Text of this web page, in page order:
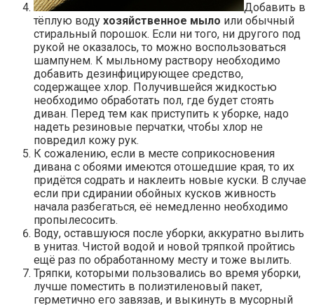
Добавить в
тёплую воду хозяйственное мыло или обычный
стиральный порошок. Если ни того, ни другого под
рукой не оказалось, то можно воспользоваться
шампунем. К мыльному раствору необходимо
добавить дезинфицирующее средство,
содержащее хлор. Получившейся жидкостью
необходимо обработать пол, где будет стоять
диван. Перед тем как приступить к уборке, надо
надеть резиновые перчатки, чтобы хлор не
повредил кожу рук.
К сожалению, если в месте соприкосновения
дивана с обоями имеются отошедшие края, то их
придётся содрать и наклеить новые куски. В случае
если при сдирании обойных кусков живность
начала разбегаться, её немедленно необходимо
пропылесосить.
Воду, оставшуюся после уборки, аккуратно вылить
в унитаз. Чистой водой и новой тряпкой пройтись
ещё раз по обработанному месту и тоже вылить.
Тряпки, которыми пользовались во время уборки,
лучше поместить в полиэтиленовый пакет,
герметично его завязав, и выкинуть в мусорный